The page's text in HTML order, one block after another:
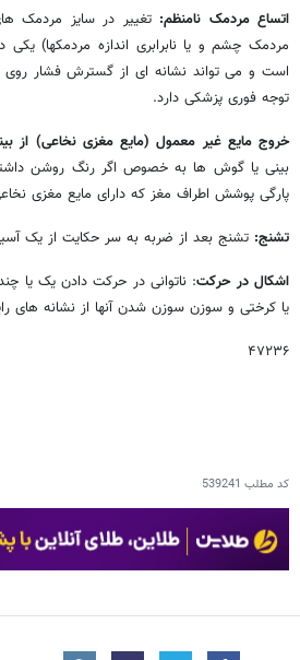
اتساع مردمک نامنظم: تغییر در سایز مردمک
مردمک چشم و یا نابرابری اندازه مردمکها)
است و می تواند نشانه ای از گسترش فشار روی
توجه فوری پزشکی دارد.
خروج مایع غیر معمول (مایع مغزی نخاعی) از
بینی یا گوش ها به خصوص اگر رنگ روشن
پارگی پوشش اطراف مغز که دارای مایع مغزی
تشنج: تشنج بعد از ضربه به سر حکایت از یک
اشکال در حرکت: ناتوانی در حرکت دادن یک یا
یا کرختی و سوزن سوزن شدن آنها از نشانه های
۴۷۲۳۶
کد مطلب 539241